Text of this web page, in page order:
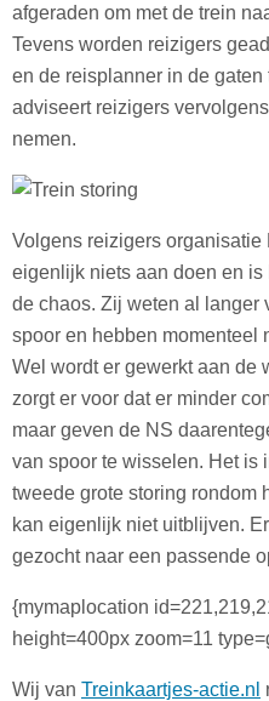
afgeraden om met de trein
Tevens worden reizigers
en de reisplanner in de
adviseert reizigers
nemen.
Volgens reizigers
eigenlijk niets aan doen en
de chaos. Zij weten al langer
spoor en hebben momenteel
Wel wordt er gewerkt aan de
zorgt er voor dat er minder
maar geven de NS
van spoor te wisselen. Het is
tweede grote storing rondom
kan eigenlijk niet uitblijven.
gezocht naar een passende
{mymaplocation
height=400px zoom=11
Wij van Treinkaartjes-actie.nl